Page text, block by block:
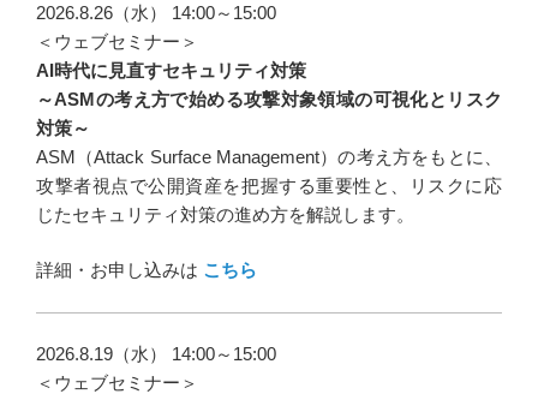
2026.8.26（水） 14:00～15:00
＜ウェブセミナー＞
AI時代に見直すセキュリティ対策
～ASMの考え方で始める攻撃対象領域の可視化とリスク
対策～
ASM（Attack Surface Management）の考え方をもとに、
攻撃者視点で公開資産を把握する重要性と、リスクに応
じたセキュリティ対策の進め方を解説します。
詳細・お申し込みは こちら
2026.8.19（水） 14:00～15:00
＜ウェブセミナー＞